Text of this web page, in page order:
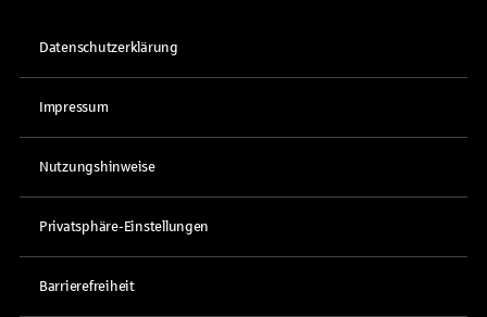
Datenschutzerklärung
Impressum
Nutzungshinweise
Privatsphäre-Einstellungen
Barrierefreiheit